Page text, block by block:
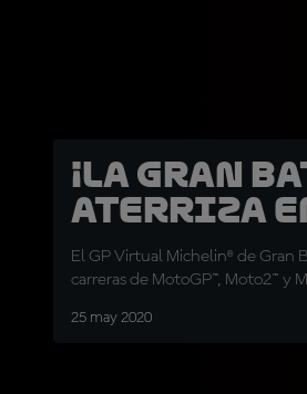
¡La gran
aterriza
El GP Virtual Michelin® de Gran
carreras de MotoGP™, Moto2™ y
25 may 2020